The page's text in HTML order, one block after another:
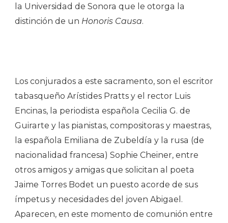
la Universidad de Sonora que le otorga la
distinción de un Honoris Causa.
Los conjurados a este sacramento, son el escritor
tabasqueño Arístides Pratts y el rector Luis
Encinas, la periodista española Cecilia G. de
Guirarte y las pianistas, compositoras y maestras,
la española Emiliana de Zubeldía y la rusa (de
nacionalidad francesa) Sophie Cheiner, entre
otros amigos y amigas que solicitan al poeta
Jaime Torres Bodet un puesto acorde de sus
ímpetus y necesidades del joven Abigael.
Aparecen, en este momento de comunión entre